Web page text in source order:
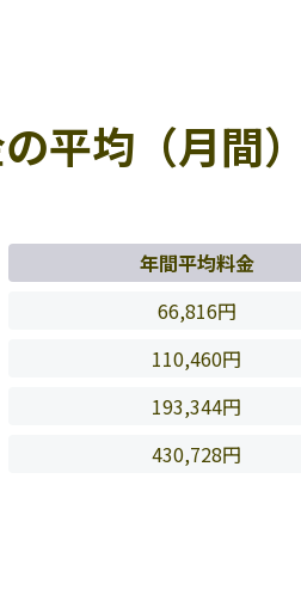
平均（月間）
年間平均料金
66,816円
110,460円
193,344円
430,728円